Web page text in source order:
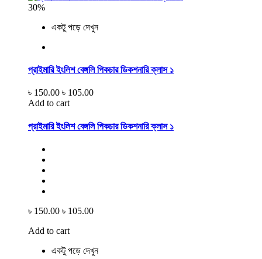
30%
একটু পড়ে দেখুন
প্রাইমারি ইংলিশ বেঙ্গলি পিকচার ডিকশনারি ক্লাস ১
৳ 150.00 ৳ 105.00
Add to cart
প্রাইমারি ইংলিশ বেঙ্গলি পিকচার ডিকশনারি ক্লাস ১
৳ 150.00 ৳ 105.00
Add to cart
একটু পড়ে দেখুন